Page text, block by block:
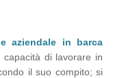
aziendale in barca
di lavorare in
il suo compito; si